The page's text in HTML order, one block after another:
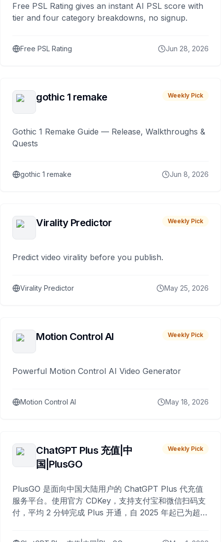
Free PSL Rating gives an instant AI PSL score with
tier and four category breakdowns, no signup.
Free PSL Rating Jun 28, 2026
gothic 1 remake Weekly Pick
Gothic 1 Remake Guide — Release, Walkthroughs &
Quests
gothic 1 remake Jun 8, 2026
Virality Predictor Weekly Pick
Predict video virality before you publish.
Virality Predictor May 25, 2026
Motion Control AI Weekly Pick
Powerful Motion Control AI Video Generator
Motion Control AI May 18, 2026
ChatGPT Plus 充值|中
国|PlusGO
Weekly Pick
PlusGO 是面向中国大陆用户的 ChatGPT Plus 代充值
服务平台。使用官方 CDKey，支持支付宝和微信扫码支
付，平均 2 分钟完成 Plus 开通，自 2025 年起已为超过